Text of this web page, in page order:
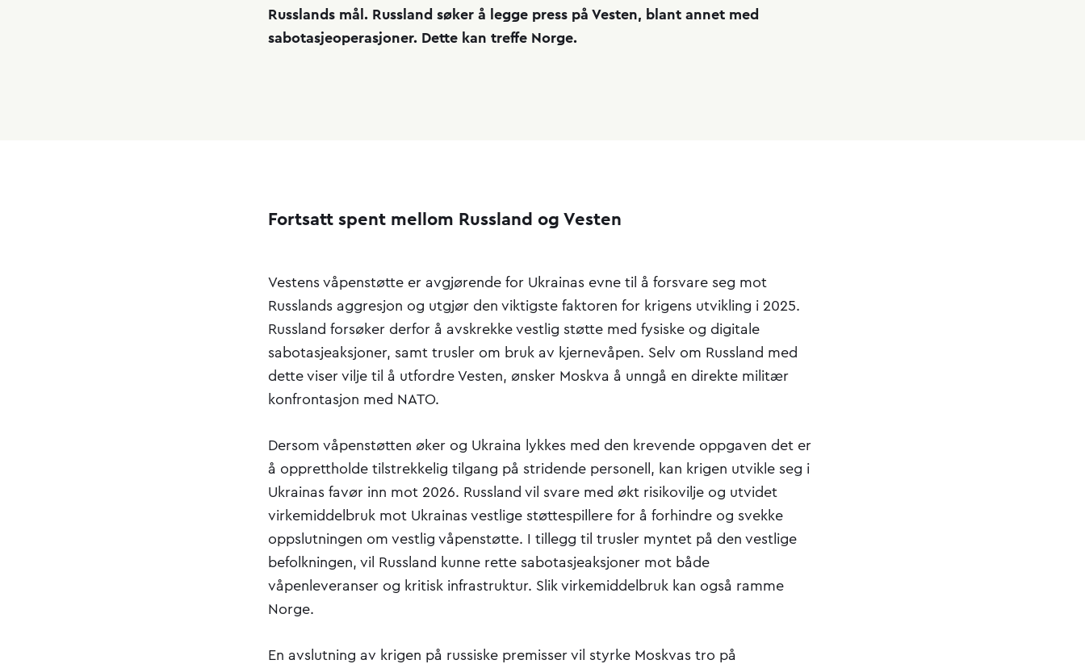
Russlands mål. Russland søker å legge press på Vesten, blant annet med
sabotasjeoperasjoner. Dette kan treffe Norge.
Fortsatt spent mellom Russland og Vesten
Vestens våpenstøtte er avgjørende for Ukrainas evne til å forsvare seg mot
Russlands aggresjon og utgjør den viktigste faktoren for krigens utvikling i 2025.
Russland forsøker derfor å avskrekke vestlig støtte med fysiske og digitale
sabotasjeaksjoner, samt trusler om bruk av kjernevåpen. Selv om Russland med
dette viser vilje til å utfordre Vesten, ønsker Moskva å unngå en direkte militær
konfrontasjon med NATO.
Dersom våpenstøtten øker og Ukraina lykkes med den krevende oppgaven det er
å opprettholde tilstrekkelig tilgang på stridende personell, kan krigen utvikle seg i
Ukrainas favør inn mot 2026. Russland vil svare med økt risikovilje og utvidet
virkemiddelbruk mot Ukrainas vestlige støttespillere for å forhindre og svekke
oppslutningen om vestlig våpenstøtte. I tillegg til trusler myntet på den vestlige
befolkningen, vil Russland kunne rette sabotasjeaksjoner mot både
våpenleveranser og kritisk infrastruktur. Slik virkemiddelbruk kan også ramme
Norge.
En avslutning av krigen på russiske premisser vil styrke Moskvas tro på